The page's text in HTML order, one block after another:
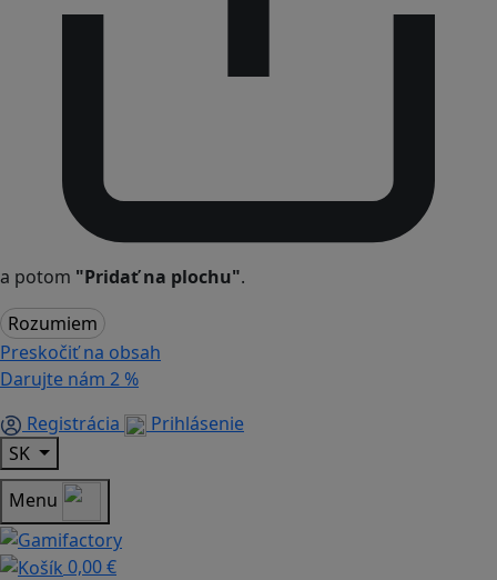
a potom "Pridať na plochu".
Rozumiem
Preskočiť na obsah
Darujte nám 2 %
Registrácia
Prihlásenie
SK
Menu
0,00 €